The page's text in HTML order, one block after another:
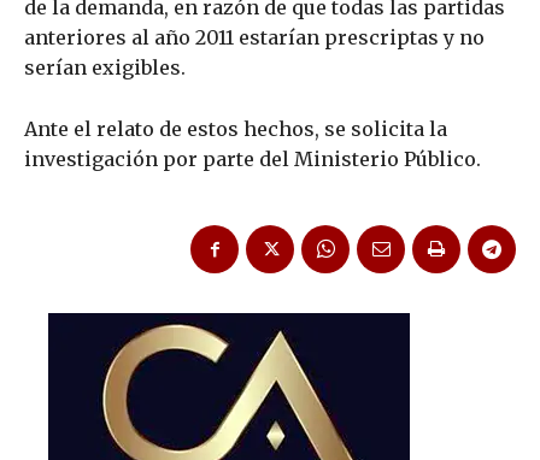
de la demanda, en razón de que todas las partidas
anteriores al año 2011 estarían prescriptas y no
serían exigibles.
Ante el relato de estos hechos, se solicita la
investigación por parte del Ministerio Público.